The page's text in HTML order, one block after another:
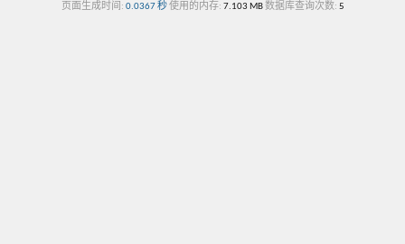
页面生成时间: 0.0367 秒 使用的内存: 7.103 MB 数据库查询次数: 5